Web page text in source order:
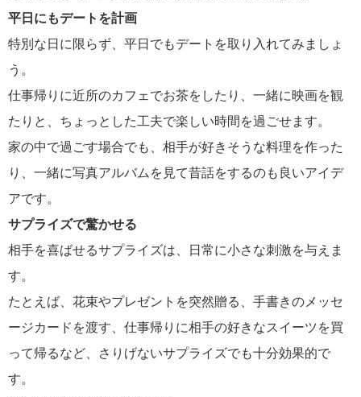
平日にもデートを計画
特別な日に限らず、平日でもデートを取り入れてみましょ
う。
仕事帰りに近所のカフェでお茶をしたり、一緒に映画を観
たりと、ちょっとした工夫で楽しい時間を過ごせます。
家の中で過ごす場合でも、相手が好きそうな料理を作った
り、一緒に写真アルバムを見て昔話をするのも良いアイデ
アです。
サプライズで驚かせる
相手を喜ばせるサプライズは、日常に小さな刺激を与えま
す。
たとえば、花束やプレゼントを突然贈る、手書きのメッセ
ージカードを渡す、仕事帰りに相手の好きなスイーツを買
って帰るなど、さりげないサプライズでも十分効果的で
す。